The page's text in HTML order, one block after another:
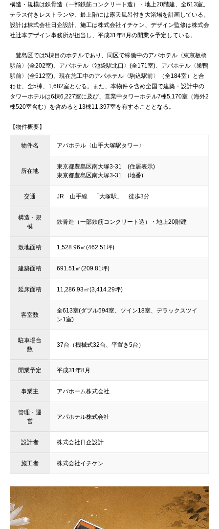
構造・規模は鉄骨造（一部鉄筋コンクリート造）・地上20階建、全613室。
テラス付きレストランや、最上階には露天風呂付き大浴場を計画している。
設計は株式会社日企設計、施工は株式会社イチケン、デザイン監修は株式会
社辻本デザイン事務所が担当し、平成31年8月の開業を予定している。
豊島区では5棟目のホテルであり、同区で稼働中のアパホテル〈東京板橋
駅前〉(全202室)、アパホテル〈池袋駅北口〉(全171室)、アパホテル〈巣鴨
駅前〉(全512室)、現在施工中のアパホテル〈駒込駅前〉（全184室）と合
わせ、全5棟、1,682室となる。また、本物件を含め全国で建築・設計中の
タワーホテルは6棟6,227室に及び、営業中タワーホテル7棟5,170室（海外2
棟520室含む）を含めると13棟11,397室を有することとなる。
【物件概要】
物件名 アパホテル〈山手大塚駅タワー〉
所在地
東京都豊島区南大塚3-31 (住居表示)
東京都豊島区南大塚3-31 (地番)
交通 JR 山手線 「大塚駅」 徒歩3分
構造・規
模
鉄骨造（一部鉄筋コンクリート造）・地上20階建
敷地面積 1,528.96㎡(462.51坪)
建築面積 691.51㎡(209.81坪)
延床面積 11,286.93㎡(3,414.29坪)
客室数
全613室(ダブル594室、ツイン18室、デラックスツイ
ン1室)
駐車場台
数
37台（機械式32台、平置き5台）
開業予定 平成31年8月
事業主 アパホーム株式会社
管理・運
営
アパホテル株式会社
設計者 株式会社日企設計
施工者 株式会社イチケン